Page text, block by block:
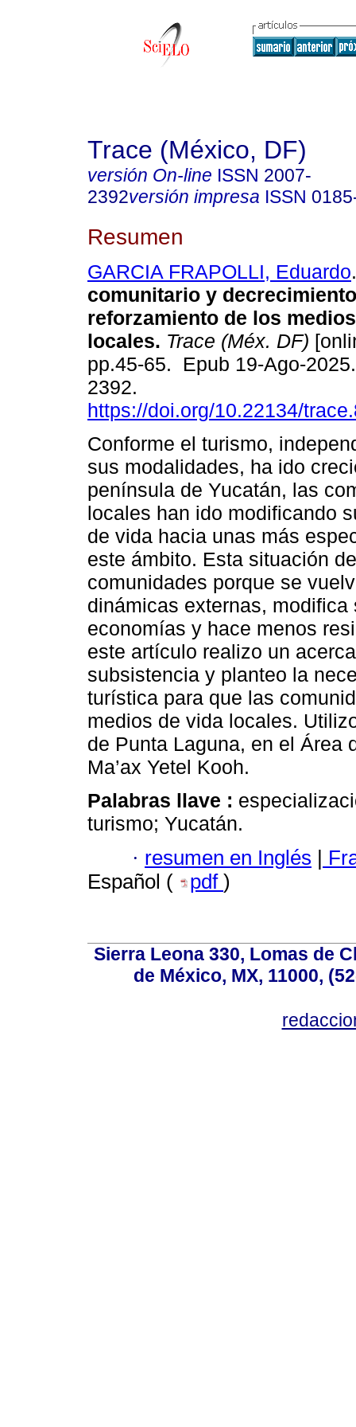
Trace (México, DF)
versión On-line ISSN 2007-
2392versión impresa ISSN
Resumen
GARCIA FRAPOLLI, Eduardo.
comunitario y
reforzamiento de los
locales. Trace (Méx. DF)
pp.45-65. Epub 19-Ago-
2392.
https://doi.org/10.22134/
Conforme el turismo,
sus modalidades, ha ido
península de Yucatán, las
locales han ido modificando
de vida hacia unas más
este ámbito. Esta situación
comunidades porque se
dinámicas externas,
economías y hace menos
este artículo realizo un
subsistencia y planteo la
turística para que las
medios de vida locales.
de Punta Laguna, en el Área
Ma’ax Yetel Kooh.
Palabras llave :
turismo; Yucatán.
· resumen en Inglés |
Español (
pdf )
Sierra Leona 330, Lomas de
de México, MX, 11000,